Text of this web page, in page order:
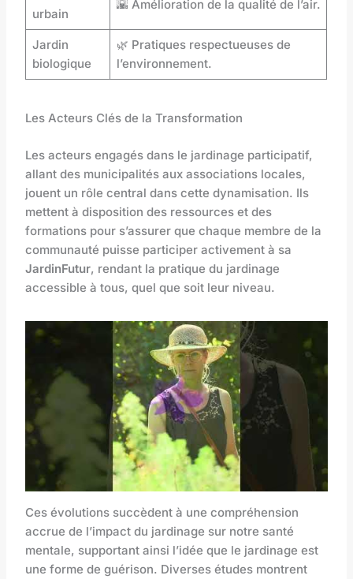
urbain
🌇 Amélioration de la qualité de l’air.
Jardin
biologique
🌿 Pratiques respectueuses de
l’environnement.
Les Acteurs Clés de la Transformation
Les acteurs engagés dans le jardinage participatif,
allant des municipalités aux associations locales,
jouent un rôle central dans cette dynamisation. Ils
mettent à disposition des ressources et des
formations pour s’assurer que chaque membre de la
communauté puisse participer activement à sa
JardinFutur, rendant la pratique du jardinage
accessible à tous, quel que soit leur niveau.
Ces évolutions succèdent à une compréhension
accrue de l’impact du jardinage sur notre santé
mentale, supportant ainsi l’idée que le jardinage est
une forme de guérison. Diverses études montrent